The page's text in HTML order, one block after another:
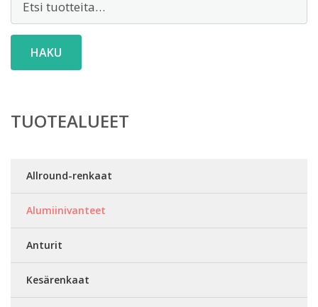
HAKU
TUOTEALUEET
Allround-renkaat
Alumiinivanteet
Anturit
Kesärenkaat